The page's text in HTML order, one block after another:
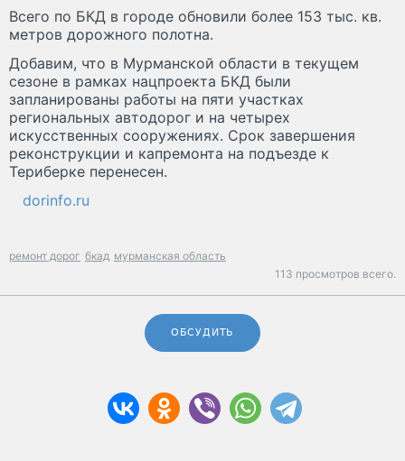
Всего по БКД в городе обновили более 153 тыс. кв.
метров дорожного полотна.
Добавим, что в Мурманской области в текущем
сезоне в рамках нацпроекта БКД были
запланированы работы на пяти участках
региональных автодорог и на четырех
искусственных сооружениях. Срок завершения
реконструкции и капремонта на подъезде к
Териберке перенесен.
dorinfo.ru
ремонт дорог бкад мурманская область
113 просмотров всего.
ОБСУДИТЬ